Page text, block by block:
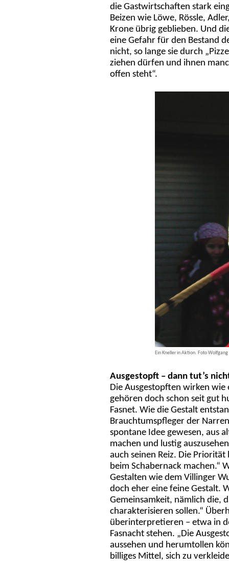
die Gastwirtschaften stark
Beizen wie Löwe, Rössle,
Krone übrig geblieben. Und
eine Gefahr für den Bestand
nicht, so lange sie durch
ziehen dürfen und ihnen
offen steht“.
Ein Kneller in Aktion. Foto Wolfgang
Ausgestopft – dann tut’s
Die Ausgestopften wirken
gehören doch schon seit gut
Fasnet. Wie die Gestalt
Brauchtumspfleger der
spontane Idee gewesen, aus
machen und lustig
auch seinen Reiz. Die
beim Schabernack machen.“
Gestalten wie dem Villinger
doch eher eine feine Gestalt.
Gemeinsamkeit, nämlich die,
charakterisieren sollen.“
überinterpretieren – etwa in
Fasnacht stehen. „Die
aussehen und herumtollen
billiges Mittel, sich zu